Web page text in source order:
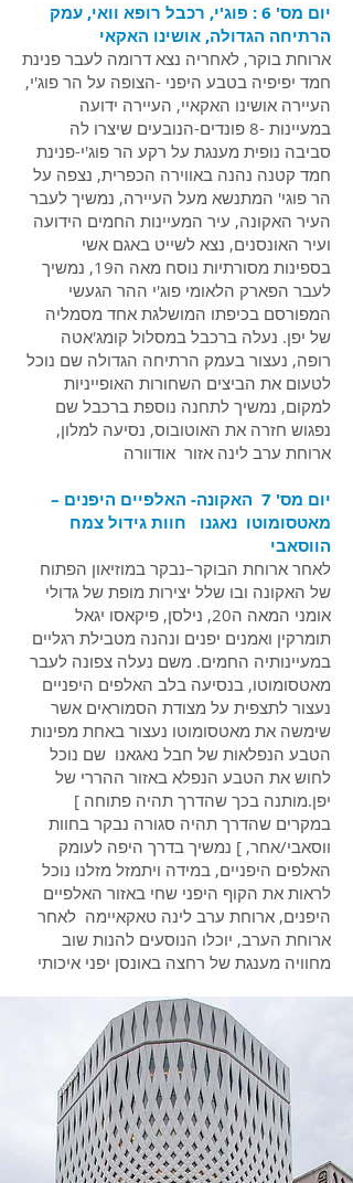
יום מס' 6 : פוג'י, רכבל רופא וואי, עמק
הרתיחה הגדולה, אושינו האקאי
ארוחת בוקר, לאחריה נצא דרומה לעבר פנינת
חמד יפיפיה בטבע היפני -הצופה על הר פוג'י,
העיירה אושינו האקאיי, העיירה ידועה
במעיינות -8 פונדים-הנובעים שיצרו לה
סביבה נופית מענגת על רקע הר פוג'י-פנינת
חמד קטנה נהנה באווירה הכפרית, נצפה על
הר פוגי' המתנשא מעל העיירה, נמשיך לעבר
העיר האקונה, עיר המעיינות החמים הידועה
ועיר האונסנים, נצא לשייט באגם אשי
בספינות מסורתיות נוסח מאה ה19, נמשיך
לעבר הפארק הלאומי פוג'י ההר הגעשי
המפורסם בכיפתו המושלגת אחד מסמליה
של יפן. נעלה ברכבל במסלול קומג'אטה
רופה, נעצור בעמק הרתיחה הגדולה שם נוכל
לטעום את הביצים השחורות האופייניות
למקום, נמשיך לתחנה נוספת ברכבל שם
נפגוש חזרה את האוטובוס, נסיעה למלון,
ארוחת ערב לינה אזור אודוורה
יום מס' 7 האקונה- האלפיים היפנים –
מאטסומוטו נאגנו חוות גידול צמח
הווסאבי
לאחר ארוחת הבוקר–נבקר במוזיאון הפתוח
של האקונה ובו שלל יצירות מופת של גדולי
אומני המאה ה20, נילסן, פיקאסו יגאל
תומרקין ואמנים יפנים ונהנה מטבילת רגליים
במעיינותיה החמים. משם נעלה צפונה לעבר
מאטסומוטו, בנסיעה בלב האלפים היפניים
נעצור לתצפית על מצודת הסמוראים אשר
שימשה את מאטסומוטו נעצור באחת מפינות
הטבע הנפלאות של חבל נאגאנו שם נוכל
לחוש את הטבע הנפלא באזור ההררי של
יפן.מותנה בכך שהדרך תהיה פתוחה ]
במקרים שהדרך תהיה סגורה נבקר בחוות
ווסאבי/אחר, ] נמשיך בדרך היפה לעומק
האלפים היפניים, במידה ויתמזל מזלנו נוכל
לראות את הקוף היפני שחי באזור האלפיים
היפנים, ארוחת ערב לינה טאקאיימה לאחר
ארוחת הערב, יוכלו הנוסעים להנות שוב
מחוויה מענגת של רחצה באונסן יפני איכותי